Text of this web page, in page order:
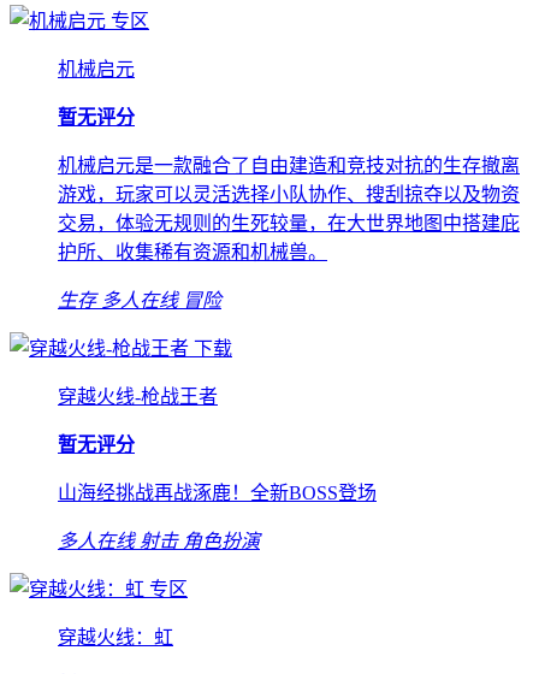
专区
机械启元
暂无评分
机械启元是一款融合了自由建造和竞技对抗的生存撤离
游戏，玩家可以灵活选择小队协作、搜刮掠夺以及物资
交易，体验无规则的生死较量，在大世界地图中搭建庇
护所、收集稀有资源和机械兽。
生存 多人在线 冒险
下载
穿越火线-枪战王者
暂无评分
山海经挑战再战涿鹿！全新BOSS登场
多人在线 射击 角色扮演
专区
穿越火线：虹